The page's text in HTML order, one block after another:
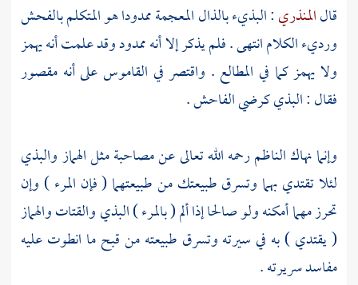
قالالمنذري: البذيء بالذال المعجمة ممدودا هو المتكلم بالفحش
ورديء الكلام انتهى . فلم يذكر إلا أنه ممدود وقد علمت أنه يهمز
ولا يهمز كما في المطالع . واقتصر في القاموس على أنه مقصور
فقال : البذي كرضي الفاحش .
وإنما نهاك الناظم رحمه الله تعالى عن مصاحبة مثل الهماز والبذي
لئلا تقتدي بهما وتسرق طبيعتك من طبيعتهما ( فإن المرء ) وإن
تحرز مهما أمكنه ولو صالحا إذا ألم ( بالمرء ) البذي والقتات والهماز
( يقتدي ) به في سيرته وتسرق طبيعته من قبح ما انطوت عليه
مفاسد سريرته .